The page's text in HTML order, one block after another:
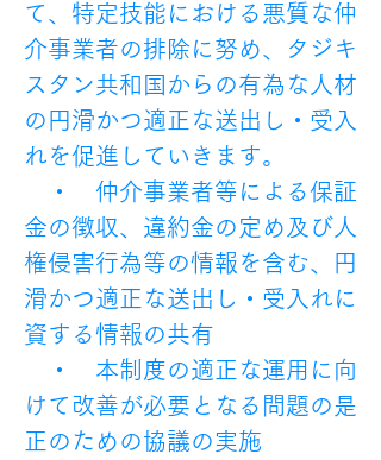
て、特定技能における悪質な仲
介事業者の排除に努め、タジキ
スタン共和国からの有為な人材
の円滑かつ適正な送出し・受入
れを促進していきます。
・　仲介事業者等による保証
金の徴収、違約金の定め及び人
権侵害行為等の情報を含む、円
滑かつ適正な送出し・受入れに
資する情報の共有
・　本制度の適正な運用に向
けて改善が必要となる問題の是
正のための協議の実施